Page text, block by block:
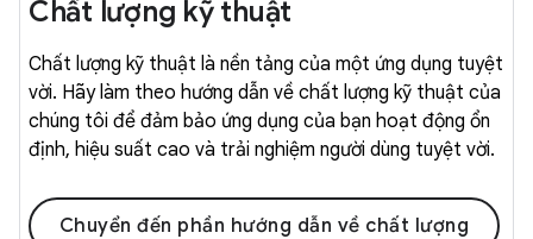
Chất lượng kỹ thuật
Chất lượng kỹ thuật là nền tảng của một ứng dụng tuyệt
vời. Hãy làm theo hướng dẫn về chất lượng kỹ thuật của
chúng tôi để đảm bảo ứng dụng của bạn hoạt động ổn
định, hiệu suất cao và trải nghiệm người dùng tuyệt vời.
Chuyển đến phần hướng dẫn về chất lượng